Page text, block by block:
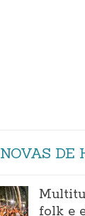
NOVAS DE
folk e